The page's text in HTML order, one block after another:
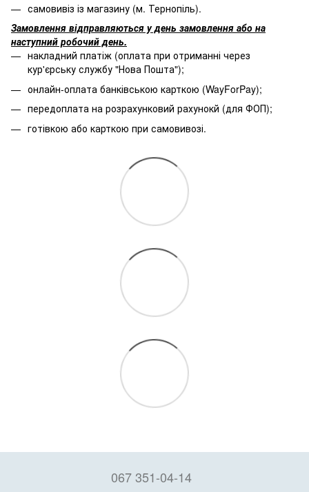
самовивіз із магазину (м. Тернопіль).
Замовлення відправляються у день замовлення або на
наступний робочий день.
накладний платіж (оплата при отриманні через
кур'єрську службу "Нова Пошта");
онлайн-оплата банківською карткою (WayForPay);
передоплата на розрахунковий рахунокй (для ФОП);
готівкою або карткою при самовивозі.
067 351-04-14